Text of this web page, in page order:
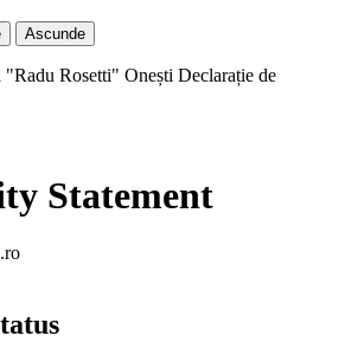
Ascunde
Rosetti" Onești Declarație de
Statement